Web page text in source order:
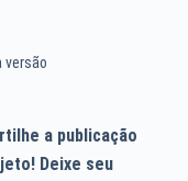
versão
a publicação
Deixe seu